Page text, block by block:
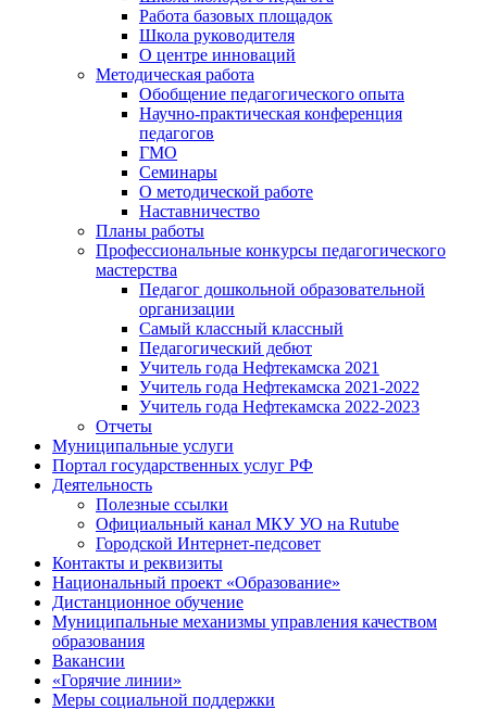
Работа базовых площадок
Школа руководителя
О центре инноваций
Методическая работа
Обобщение педагогического опыта
Научно-практическая конференция
педагогов
ГМО
Семинары
О методической работе
Наставничество
Планы работы
Профессиональные конкурсы педагогического
мастерства
Педагог дошкольной образовательной
организации
Самый классный классный
Педагогический дебют
Учитель года Нефтекамска 2021
Учитель года Нефтекамска 2021-2022
Учитель года Нефтекамска 2022-2023
Отчеты
Муниципальные услуги
Портал государственных услуг РФ
Деятельность
Полезные ссылки
Официальный канал МКУ УО на Rutube
Городской Интернет-педсовет
Контакты и реквизиты
Национальный проект «Образование»
Дистанционное обучение
Муниципальные механизмы управления качеством
образования
Вакансии
«Горячие линии»
Меры социальной поддержки